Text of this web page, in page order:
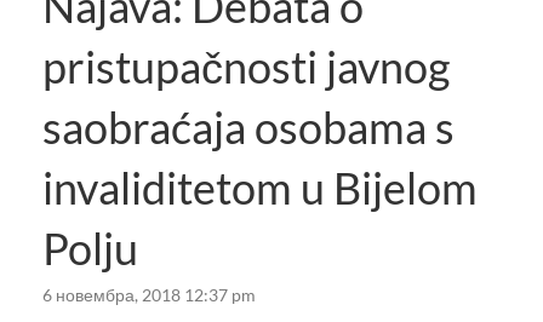
pristupačnosti javnog
saobraćaja osobama s
invaliditetom u Bijelom
Polju
6 новембра, 2018 12:37 pm